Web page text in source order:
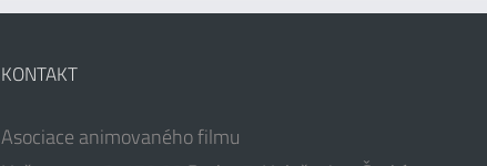
KONTAKT
Asociace animovaného filmu